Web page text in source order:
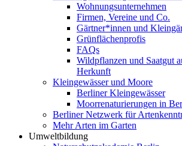
Wohnungsunternehmen
Firmen, Vereine und Co.
Gärtner*innen und
Grünflächenprofis
FAQs
Wildpflanzen und Saatgut
Herkunft
Kleingewässer und Moore
Berliner Kleingewässer
Moorrenaturierungen in
Berliner Netzwerk für
Mehr Arten im Garten
Umweltbildung